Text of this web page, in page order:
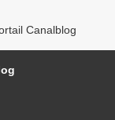
Canalblog